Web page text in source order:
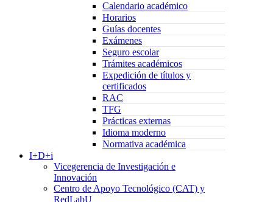
Calendario académico
Horarios
Guías docentes
Exámenes
Seguro escolar
Trámites académicos
Expedición de títulos y
certificados
RAC
TFG
Prácticas externas
Idioma moderno
Normativa académica
I+D+i
Vicegerencia de Investigación e
Innovación
Centro de Apoyo Tecnológico (CAT) y
RedLabU